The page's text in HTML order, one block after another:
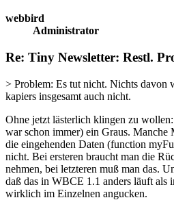
webbird
Administrator
Re: Tiny Newsletter: Restl.
> Problem: Es tut nicht. Nichts davon
kapiers insgesamt auch nicht.
Ohne jetzt lästerlich klingen zu
war schon immer) ein Graus. Manche
die eingehenden Daten (function
nicht. Bei ersteren braucht man die
nehmen, bei letzteren muß man das.
daß das in WBCE 1.1 anders läuft als
wirklich im Einzelnen angucken.